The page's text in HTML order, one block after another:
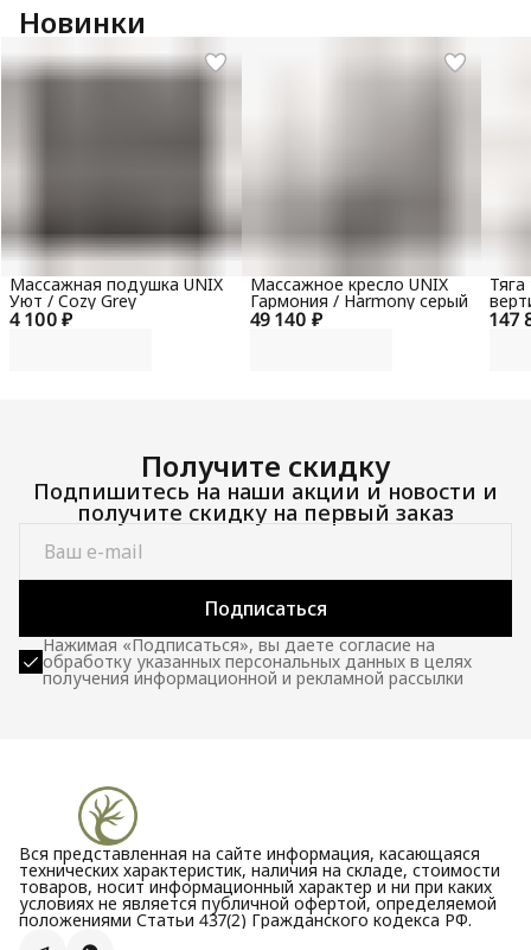
Новинки
4 100 ₽
Массажная подушка UNIX
Уют / Cozy Grey
49 140 ₽
Массажное кресло UNIX
Гармония / Harmony серый
147
100
Получите скидку
Подпишитесь на наши акции и новости и
получите скидку на первый заказ
Подписаться
Нажимая «Подписаться», вы даете согласие на
обработку указанных персональных данных в целях
получения информационной и рекламной рассылки
Вся представленная на сайте информация, касающаяся
технических характеристик, наличия на складе, стоимости
товаров, носит информационный характер и ни при каких
условиях не является публичной офертой, определяемой
положениями Статьи 437(2) Гражданского кодекса РФ.